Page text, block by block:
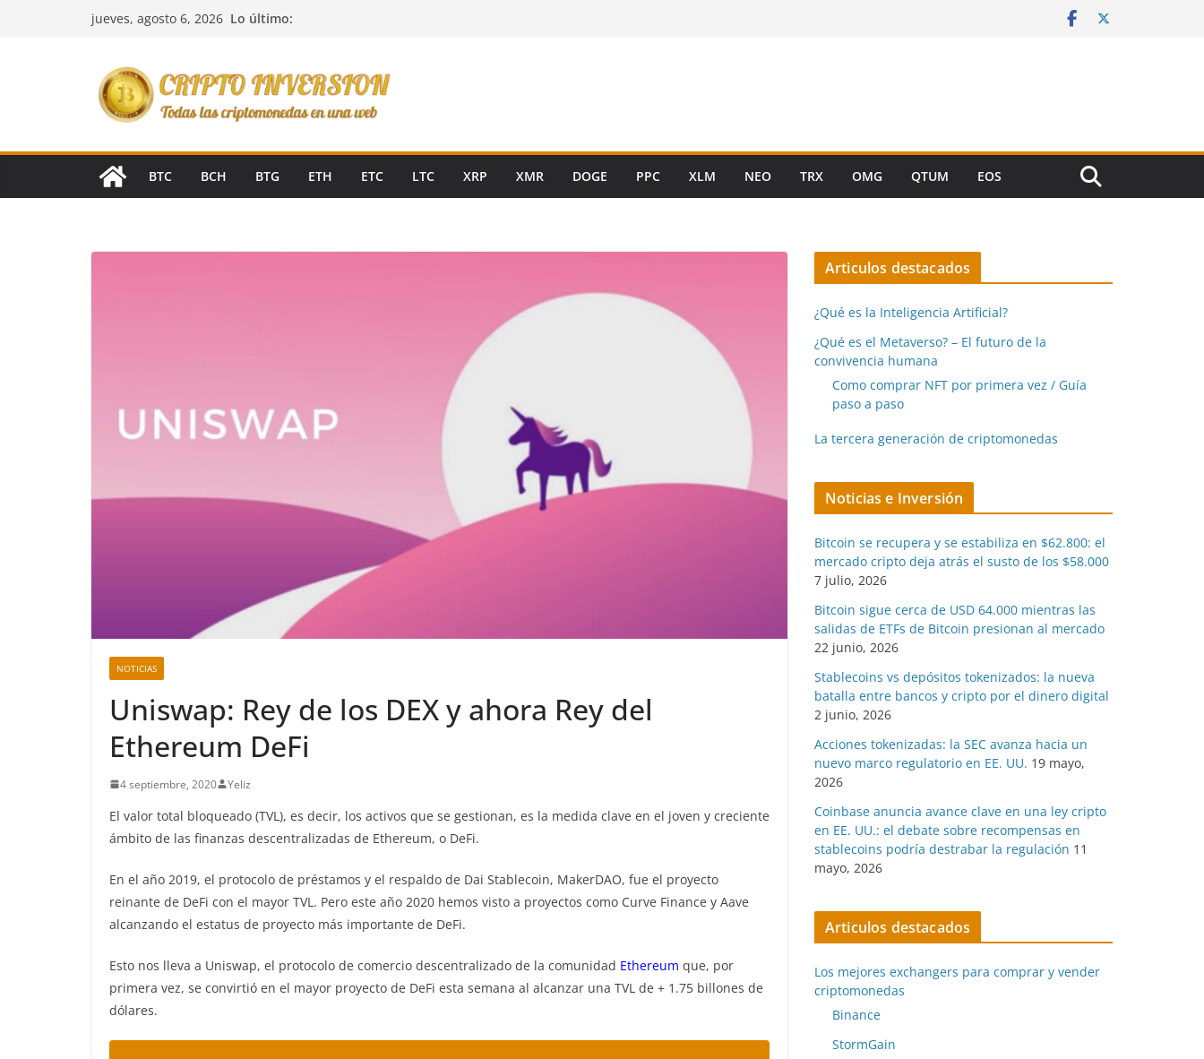
jueves, agosto 6, 2026 Lo último:
BTC BCH BTG ETH ETC LTC XRP XMR DOGE PPC XLM NEO TRX OMG QTUM EOS
NOTICIAS
Uniswap: Rey de los DEX y ahora Rey del
Ethereum DeFi
4 septiembre, 2020 Yeliz
El valor total bloqueado (TVL), es decir, los activos que se gestionan, es la medida clave en el joven y creciente
ámbito de las finanzas descentralizadas de Ethereum, o DeFi.
En el año 2019, el protocolo de préstamos y el respaldo de Dai Stablecoin, MakerDAO, fue el proyecto
reinante de DeFi con el mayor TVL. Pero este año 2020 hemos visto a proyectos como Curve Finance y Aave
alcanzando el estatus de proyecto más importante de DeFi.
Esto nos lleva a Uniswap, el protocolo de comercio descentralizado de la comunidad Ethereum que, por
primera vez, se convirtió en el mayor proyecto de DeFi esta semana al alcanzar una TVL de + 1.75 billones de
dólares.
Articulos destacados
¿Qué es la Inteligencia Artificial?
¿Qué es el Metaverso? – El futuro de la
convivencia humana
Como comprar NFT por primera vez / Guía
paso a paso
La tercera generación de criptomonedas
Noticias e Inversión
Bitcoin se recupera y se estabiliza en $62.800: el
mercado cripto deja atrás el susto de los $58.000
7 julio, 2026
Bitcoin sigue cerca de USD 64.000 mientras las
salidas de ETFs de Bitcoin presionan al mercado
22 junio, 2026
Stablecoins vs depósitos tokenizados: la nueva
batalla entre bancos y cripto por el dinero digital
2 junio, 2026
Acciones tokenizadas: la SEC avanza hacia un
nuevo marco regulatorio en EE. UU. 19 mayo,
2026
Coinbase anuncia avance clave en una ley cripto
en EE. UU.: el debate sobre recompensas en
stablecoins podría destrabar la regulación 11
mayo, 2026
Articulos destacados
Los mejores exchangers para comprar y vender
criptomonedas
Binance
StormGain